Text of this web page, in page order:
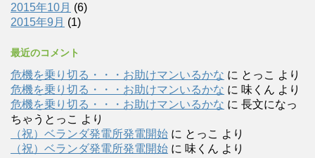
2015年10月 (6)
2015年9月 (1)
最近のコメント
危機を乗り切る・・・お助けマンいるかな に とっこ より
危機を乗り切る・・・お助けマンいるかな に 味くん より
危機を乗り切る・・・お助けマンいるかな に 長文になっ
ちゃうとっこ より
（祝）ベランダ発電所発電開始 に とっこ より
（祝）ベランダ発電所発電開始 に 味くん より